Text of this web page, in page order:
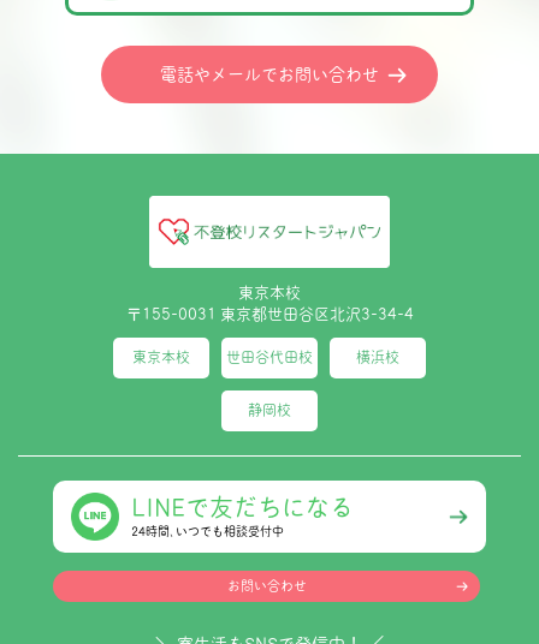
電話やメールでお問い合わせ
東京本校
〒155-0031 東京都世田谷区北沢3-34-4
東京本校 世田谷代田校 横浜校
静岡校
LINEで友だちになる
24時間､いつでも相談受付中
お問い合わせ